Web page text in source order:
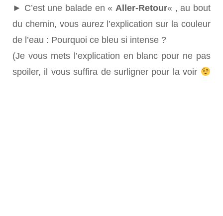
► C’est une balade en « Aller-Retour« , au bout
du chemin, vous aurez l’explication sur la couleur
de l’eau : Pourquoi ce bleu si intense ?
(Je vous mets l’explication en blanc pour ne pas
spoiler, il vous suffira de surligner pour la voir